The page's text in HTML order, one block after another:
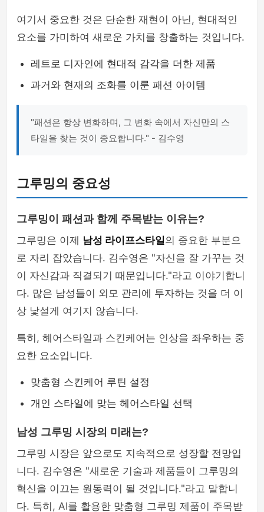
여기서 중요한 것은 단순한 재현이 아닌, 현대적인
요소를 가미하여 새로운 가치를 창출하는 것입니다.
레트로 디자인에 현대적 감각을 더한 제품
과거와 현재의 조화를 이룬 패션 아이템
"패션은 항상 변화하며, 그 변화 속에서 자신만의 스
타일을 찾는 것이 중요합니다." - 김수영
그루밍의 중요성
그루밍이 패션과 함께 주목받는 이유는?
그루밍은 이제 남성 라이프스타일의 중요한 부분으
로 자리 잡았습니다. 김수영은 "자신을 잘 가꾸는 것
이 자신감과 직결되기 때문입니다."라고 이야기합니
다. 많은 남성들이 외모 관리에 투자하는 것을 더 이
상 낯설게 여기지 않습니다.
특히, 헤어스타일과 스킨케어는 인상을 좌우하는 중
요한 요소입니다.
맞춤형 스킨케어 루틴 설정
개인 스타일에 맞는 헤어스타일 선택
남성 그루밍 시장의 미래는?
그루밍 시장은 앞으로도 지속적으로 성장할 전망입
니다. 김수영은 "새로운 기술과 제품들이 그루밍의
혁신을 이끄는 원동력이 될 것입니다."라고 말합니
다. 특히, AI를 활용한 맞춤형 그루밍 제품이 주목받